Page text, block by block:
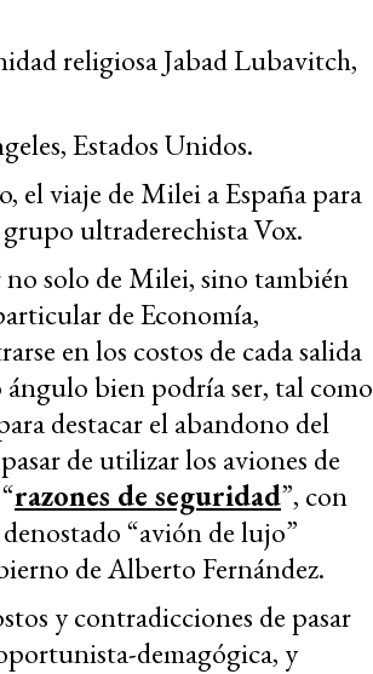
religiosa Jabad Lubavitch,
Estados Unidos.
el viaje de Milei a España para
ultraderechista Vox.
solo de Milei, sino también
de Economía,
en los costos de cada salida
bien podría ser, tal como
destacar el abandono del
de utilizar los aviones de
razones de seguridad”, con
“avión de lujo”
de Alberto Fernández.
y contradicciones de pasar
demagógica, y